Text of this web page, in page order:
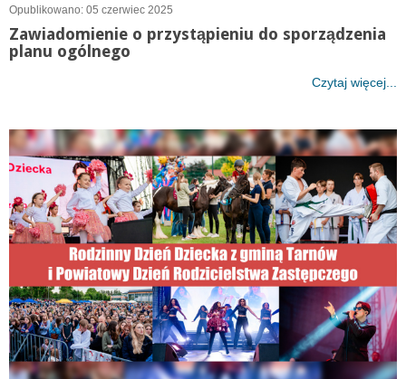
Opublikowano: 05 czerwiec 2025
Zawiadomienie o przystąpieniu do sporządzenia
planu ogólnego
Czytaj więcej...